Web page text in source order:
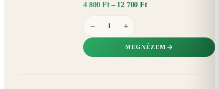
4 800 Ft – 12 700 Ft
− +
MEGNÉZEM